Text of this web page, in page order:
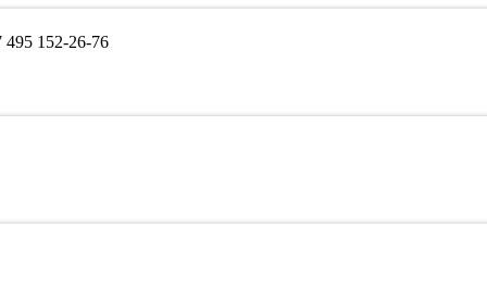
152-26-76